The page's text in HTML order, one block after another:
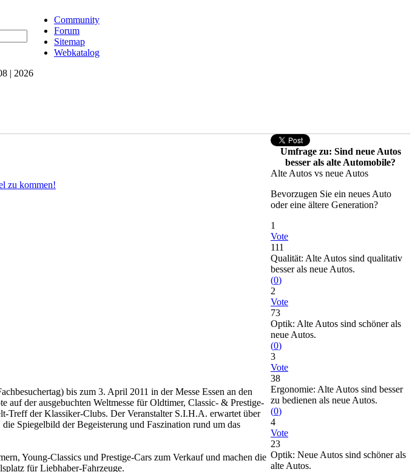
Community
Forum
Sitemap
Webkatalog
| 2026
zu kommen!
bis zum 3. April 2011 in der Messe Essen an den
auf der ausgebuchten Weltmesse für Oldtimer, Classic- & Prestige-
Treff der Klassiker-Clubs. Der Veranstalter S.I.H.A. erwartet über
Spiegelbild der Begeisterung und Faszination rund um das
Young-Classics und Prestige-Cars zum Verkauf und machen die
für Liebhaber-Fahrzeuge.
Umfrage zu: Sind neue Autos
besser als alte Automobile?
Alte Autos vs neue Autos
Bevorzugen Sie ein neues Auto
oder eine ältere Generation?
1
Vote
111
Qualität: Alte Autos sind qualitativ
besser als neue Autos.
(0)
2
Vote
73
Optik: Alte Autos sind schöner als
neue Autos.
(0)
3
Vote
38
Ergonomie: Alte Autos sind besser
zu bedienen als neue Autos.
(0)
4
Vote
23
Optik: Neue Autos sind schöner als
alte Autos.